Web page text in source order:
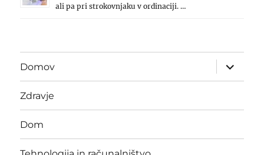
ali pa pri strokovnjaku v ordinaciji. …
Domov
expand
child
menu
Zdravje
Dom